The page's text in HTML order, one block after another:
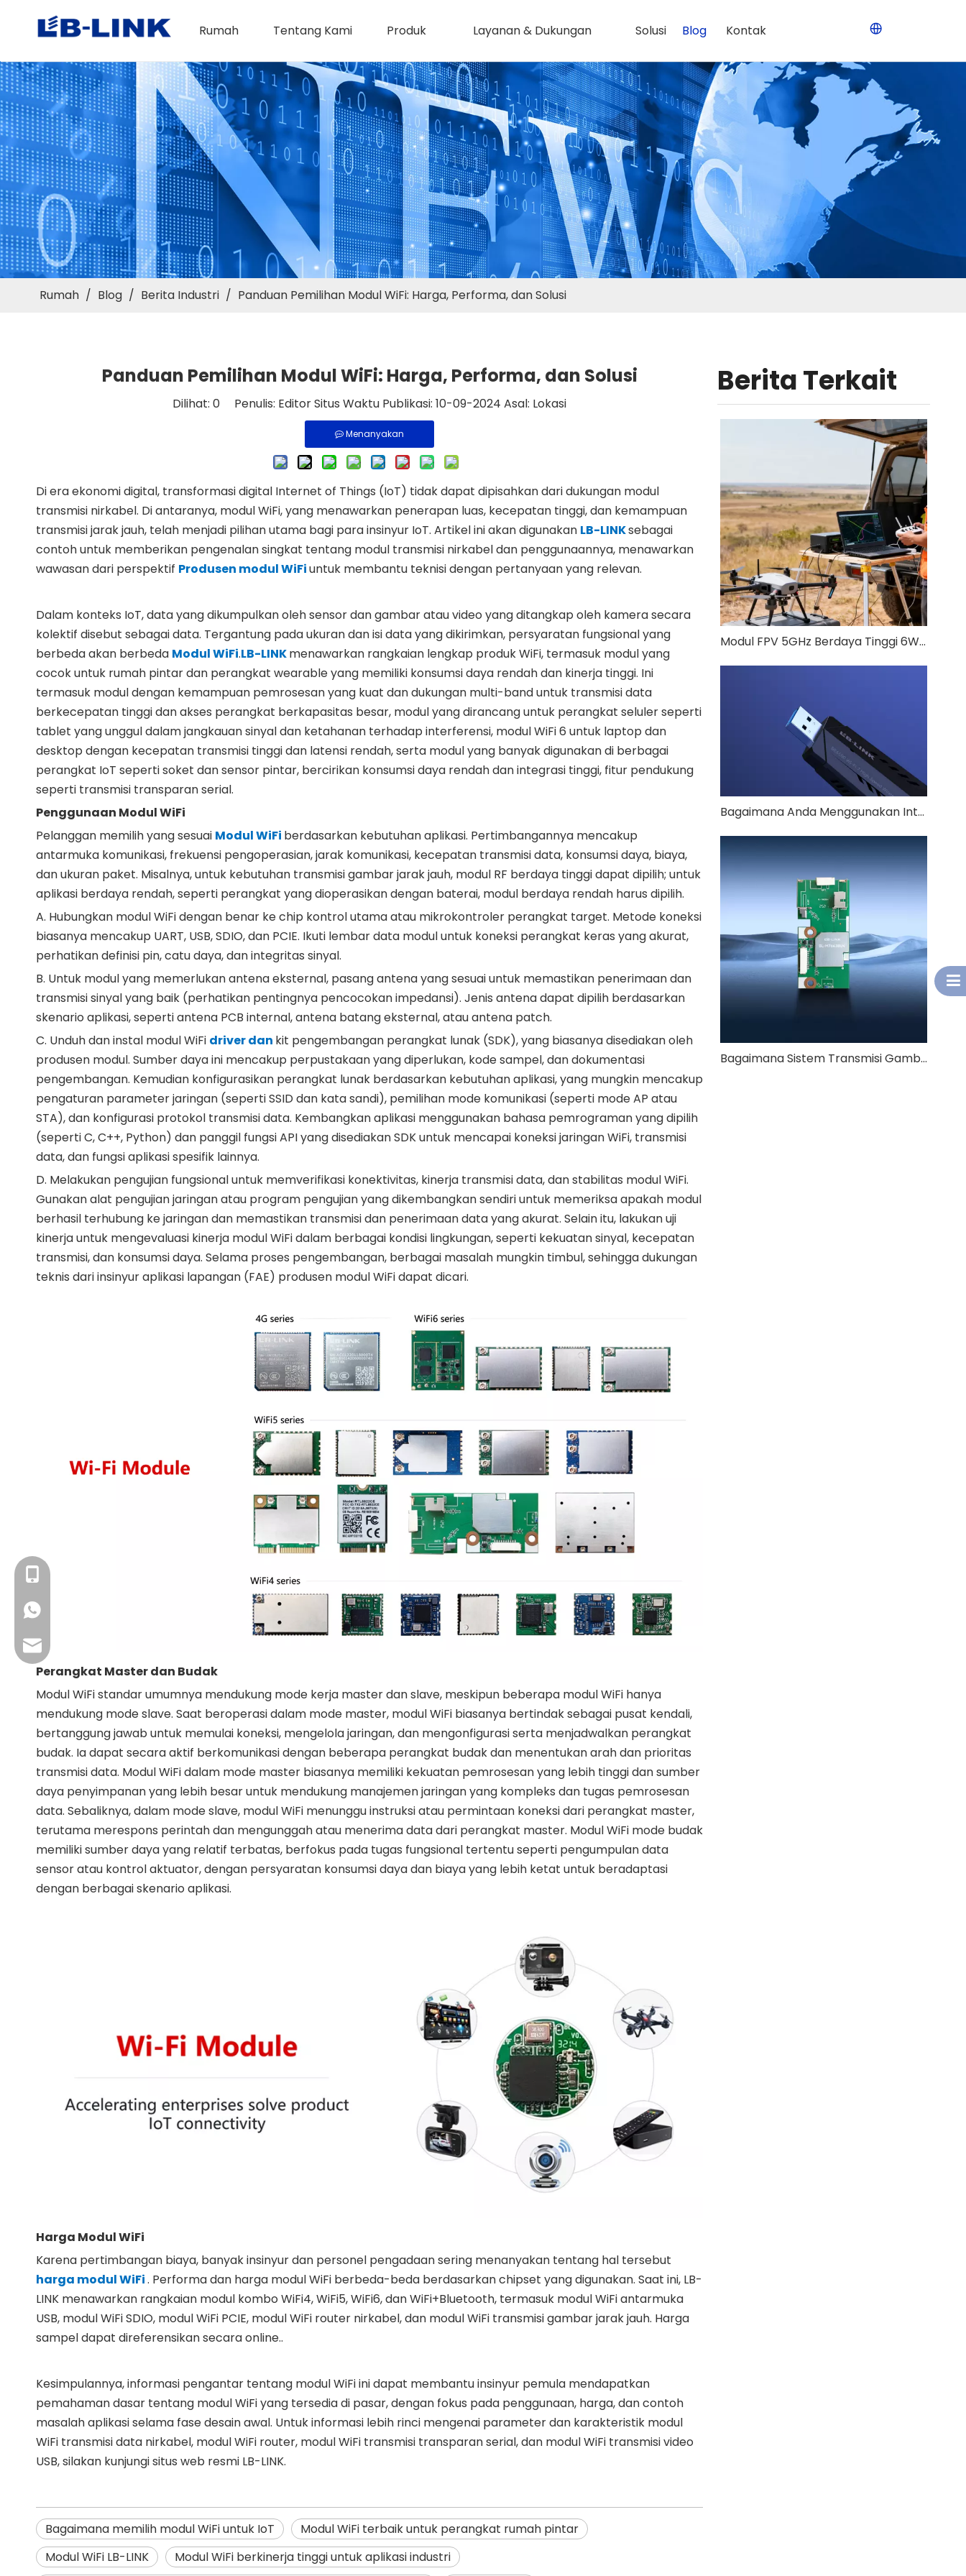
Rumah Tentang Kami Produk Layanan & Dukungan Solusi Blog Kontak
Rumah / Blog / Berita Industri / Panduan Pemilihan Modul WiFi: Harga, Performa, dan Solusi
Panduan Pemilihan Modul WiFi: Harga, Performa, dan Solusi
Dilihat: 0 Penulis: Editor Situs Waktu Publikasi: 10-09-2024 Asal: Lokasi
Menanyakan
Di era ekonomi digital, transformasi digital Internet of Things (IoT) tidak dapat dipisahkan dari dukungan modul
transmisi nirkabel. Di antaranya, modul WiFi, yang menawarkan penerapan luas, kecepatan tinggi, dan kemampuan
transmisi jarak jauh, telah menjadi pilihan utama bagi para insinyur IoT. Artikel ini akan digunakan LB-LINKsebagai
contoh untuk memberikan pengenalan singkat tentang modul transmisi nirkabel dan penggunaannya, menawarkan
wawasan dari perspektif Produsen modul WiFiuntuk membantu teknisi dengan pertanyaan yang relevan.
Dalam konteks IoT, data yang dikumpulkan oleh sensor dan gambar atau video yang ditangkap oleh kamera secara
kolektif disebut sebagai data. Tergantung pada ukuran dan isi data yang dikirimkan, persyaratan fungsional yang
berbeda akan berbeda Modul WiFi.LB-LINKmenawarkan rangkaian lengkap produk WiFi, termasuk modul yang
cocok untuk rumah pintar dan perangkat wearable yang memiliki konsumsi daya rendah dan kinerja tinggi. Ini
termasuk modul dengan kemampuan pemrosesan yang kuat dan dukungan multi-band untuk transmisi data
berkecepatan tinggi dan akses perangkat berkapasitas besar, modul yang dirancang untuk perangkat seluler seperti
tablet yang unggul dalam jangkauan sinyal dan ketahanan terhadap interferensi, modul WiFi 6 untuk laptop dan
desktop dengan kecepatan transmisi tinggi dan latensi rendah, serta modul yang banyak digunakan di berbagai
perangkat IoT seperti soket dan sensor pintar, bercirikan konsumsi daya rendah dan integrasi tinggi, fitur pendukung
seperti transmisi transparan serial.
Penggunaan Modul WiFi
Pelanggan memilih yang sesuai Modul WiFi berdasarkan kebutuhan aplikasi. Pertimbangannya mencakup
antarmuka komunikasi, frekuensi pengoperasian, jarak komunikasi, kecepatan transmisi data, konsumsi daya, biaya,
dan ukuran paket. Misalnya, untuk kebutuhan transmisi gambar jarak jauh, modul RF berdaya tinggi dapat dipilih; untuk
aplikasi berdaya rendah, seperti perangkat yang dioperasikan dengan baterai, modul berdaya rendah harus dipilih.
A. Hubungkan modul WiFi dengan benar ke chip kontrol utama atau mikrokontroler perangkat target. Metode koneksi
biasanya mencakup UART, USB, SDIO, dan PCIE. Ikuti lembar data modul untuk koneksi perangkat keras yang akurat,
perhatikan definisi pin, catu daya, dan integritas sinyal.
B. Untuk modul yang memerlukan antena eksternal, pasang antena yang sesuai untuk memastikan penerimaan dan
transmisi sinyal yang baik (perhatikan pentingnya pencocokan impedansi). Jenis antena dapat dipilih berdasarkan
skenario aplikasi, seperti antena PCB internal, antena batang eksternal, atau antena patch.
C. Unduh dan instal modul WiFi driver dan kit pengembangan perangkat lunak (SDK), yang biasanya disediakan oleh
produsen modul. Sumber daya ini mencakup perpustakaan yang diperlukan, kode sampel, dan dokumentasi
pengembangan. Kemudian konfigurasikan perangkat lunak berdasarkan kebutuhan aplikasi, yang mungkin mencakup
pengaturan parameter jaringan (seperti SSID dan kata sandi), pemilihan mode komunikasi (seperti mode AP atau
STA), dan konfigurasi protokol transmisi data. Kembangkan aplikasi menggunakan bahasa pemrograman yang dipilih
(seperti C, C++, Python) dan panggil fungsi API yang disediakan SDK untuk mencapai koneksi jaringan WiFi, transmisi
data, dan fungsi aplikasi spesifik lainnya.
D. Melakukan pengujian fungsional untuk memverifikasi konektivitas, kinerja transmisi data, dan stabilitas modul WiFi.
Gunakan alat pengujian jaringan atau program pengujian yang dikembangkan sendiri untuk memeriksa apakah modul
berhasil terhubung ke jaringan dan memastikan transmisi dan penerimaan data yang akurat. Selain itu, lakukan uji
kinerja untuk mengevaluasi kinerja modul WiFi dalam berbagai kondisi lingkungan, seperti kekuatan sinyal, kecepatan
transmisi, dan konsumsi daya. Selama proses pengembangan, berbagai masalah mungkin timbul, sehingga dukungan
teknis dari insinyur aplikasi lapangan (FAE) produsen modul WiFi dapat dicari.
Perangkat Master dan Budak
Modul WiFi standar umumnya mendukung mode kerja master dan slave, meskipun beberapa modul WiFi hanya
mendukung mode slave. Saat beroperasi dalam mode master, modul WiFi biasanya bertindak sebagai pusat kendali,
bertanggung jawab untuk memulai koneksi, mengelola jaringan, dan mengonfigurasi serta menjadwalkan perangkat
budak. Ia dapat secara aktif berkomunikasi dengan beberapa perangkat budak dan menentukan arah dan prioritas
transmisi data. Modul WiFi dalam mode master biasanya memiliki kekuatan pemrosesan yang lebih tinggi dan sumber
daya penyimpanan yang lebih besar untuk mendukung manajemen jaringan yang kompleks dan tugas pemrosesan
data. Sebaliknya, dalam mode slave, modul WiFi menunggu instruksi atau permintaan koneksi dari perangkat master,
terutama merespons perintah dan mengunggah atau menerima data dari perangkat master. Modul WiFi mode budak
memiliki sumber daya yang relatif terbatas, berfokus pada tugas fungsional tertentu seperti pengumpulan data
sensor atau kontrol aktuator, dengan persyaratan konsumsi daya dan biaya yang lebih ketat untuk beradaptasi
dengan berbagai skenario aplikasi.
Harga Modul WiFi
Karena pertimbangan biaya, banyak insinyur dan personel pengadaan sering menanyakan tentang hal tersebut
harga modul WiFi. Performa dan harga modul WiFi berbeda-beda berdasarkan chipset yang digunakan. Saat ini, LB-
LINK menawarkan rangkaian modul kombo WiFi4, WiFi5, WiFi6, dan WiFi+Bluetooth, termasuk modul WiFi antarmuka
USB, modul WiFi SDIO, modul WiFi PCIE, modul WiFi router nirkabel, dan modul WiFi transmisi gambar jarak jauh. Harga
sampel dapat direferensikan secara online..
Kesimpulannya, informasi pengantar tentang modul WiFi ini dapat membantu insinyur pemula mendapatkan
pemahaman dasar tentang modul WiFi yang tersedia di pasar, dengan fokus pada penggunaan, harga, dan contoh
masalah aplikasi selama fase desain awal. Untuk informasi lebih rinci mengenai parameter dan karakteristik modul
WiFi transmisi data nirkabel, modul WiFi router, modul WiFi transmisi transparan serial, dan modul WiFi transmisi video
USB, silakan kunjungi situs web resmi LB-LINK.
Bagaimana memilih modul WiFi untuk IoT
Modul WiFi terbaik untuk perangkat rumah pintar
Modul WiFi LB-LINK
Modul WiFi berkinerja tinggi untuk aplikasi industri
Berita Terkait
Modul FPV 5GHz Berdaya Tinggi 6W: RTL8812EU-CG untuk Drone FPV Jarak Jauh
Bagaimana Anda Menggunakan Internet di TV?
Bagaimana Sistem Transmisi Gambar UAV Jarak Jauh 4km Menjamin Kualitas Video yang Stabil?
Dukungan teknis: info@lb-link.com
Email pengaduan: komplain@lb-link.com